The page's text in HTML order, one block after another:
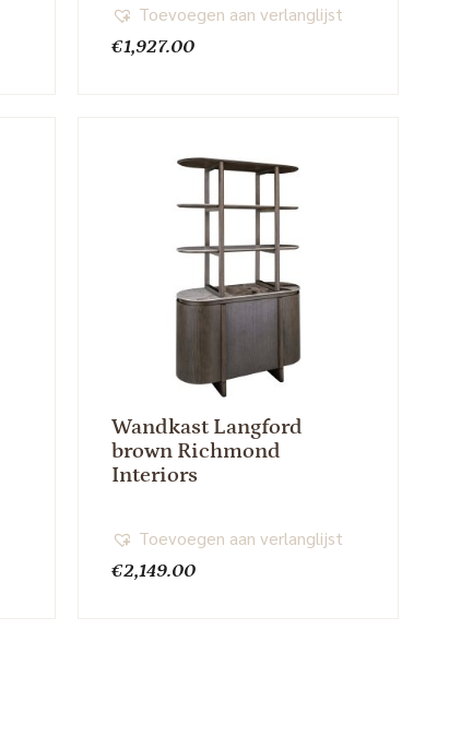
€1,927.00
Toevoegen aan verlanglijst
Wandkast Langford
brown Richmond
Interiors
€2,149.00
Toevoegen aan verlanglijst